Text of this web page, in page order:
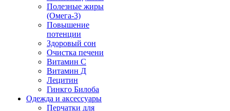
Полезные жиры
(Омега-3)
Повышение
потенции
Здоровый сон
Очистка печени
Витамин С
Витамин Д
Лецитин
Гинкго Билоба
Одежда и аксессуары
Перчатки для